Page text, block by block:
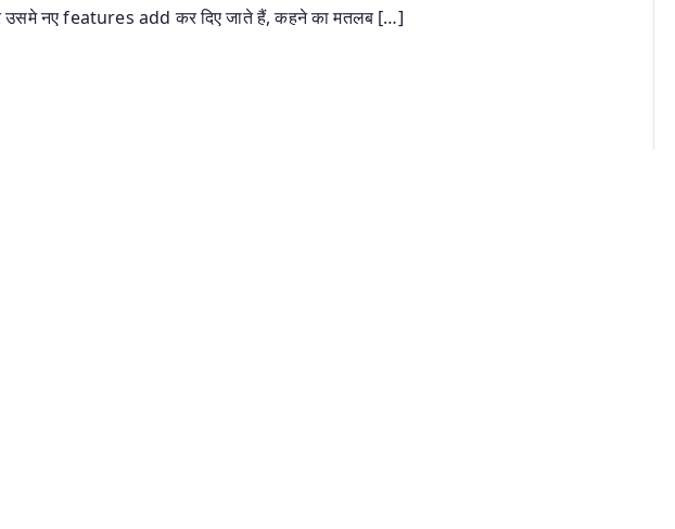
उसमे नए features add कर दिए जाते हैं, कहने का मतलब […]